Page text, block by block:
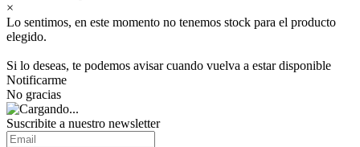
×
Lo sentimos, en este momento no tenemos stock para el producto
elegido.
Si lo deseas, te podemos avisar cuando vuelva a estar disponible
Notificarme
No gracias
Suscribite a nuestro newsletter